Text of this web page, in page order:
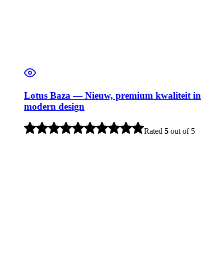
Lotus Baza — Nieuw, premium kwaliteit in
modern design
Rated 5 out of 5